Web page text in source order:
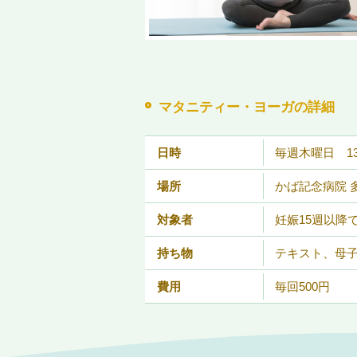
マタニティー・ヨーガの詳細
日時 毎週木曜日
場所 かば記念病院
対象者 妊娠15週以降
持ち物 テキスト、母
費用 毎回500円